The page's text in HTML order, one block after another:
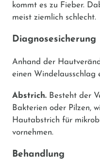
kommt es zu Fieber.
meist ziemlich schlecht.
Diagnosesicherung
Anhand der
einen Windelausschlag
Abstrich. Besteht der
Bakterien oder Pilzen,
Hautabstrich für
vornehmen.
Behandlung